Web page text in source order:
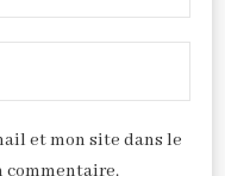
et mon site dans le
commentaire.